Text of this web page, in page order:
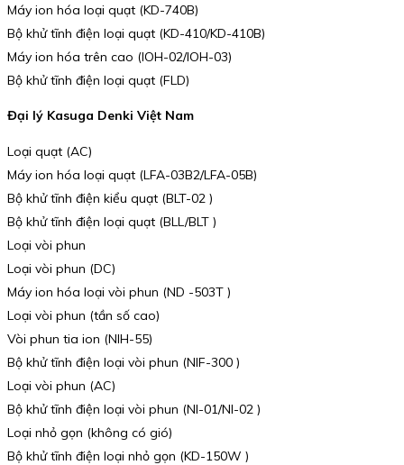
Máy ion hóa loại quạt (KD-740B)
Bộ khử tĩnh điện loại quạt (KD-410/KD-410B)
Máy ion hóa trên cao (IOH-02/IOH-03)
Bộ khử tĩnh điện loại quạt (FLD)
Đại lý Kasuga Denki Việt Nam
Loại quạt (AC)
Máy ion hóa loại quạt (LFA-03B2/LFA-05B)
Bộ khử tĩnh điện kiểu quạt (BLT-02 )
Bộ khử tĩnh điện loại quạt (BLL/BLT )
Loại vòi phun
Loại vòi phun (DC)
Máy ion hóa loại vòi phun (ND -503T )
Loại vòi phun (tần số cao)
Vòi phun tia ion (NIH-55)
Bộ khử tĩnh điện loại vòi phun (NIF-300 )
Loại vòi phun (AC)
Bộ khử tĩnh điện loại vòi phun (NI-01/NI-02 )
Loại nhỏ gọn (không có gió)
Bộ khử tĩnh điện loại nhỏ gọn (KD-150W )